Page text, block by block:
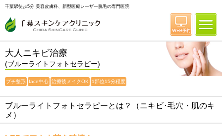
千葉駅徒歩5分 美容皮膚科、新型医療レーザー脱毛の専門医院
大人ニキビ治療
(ブルーライトフォトセラピー)
プチ整形 face中心 治療後メイクOK 1部位15分程度
ブルーライトフォトセラピーとは？（ニキビ･毛穴・肌のキ
メ）